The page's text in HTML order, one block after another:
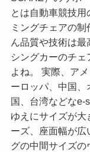
とは自動車競技
ミングチェアの
ん品質や技術は
シングカーのチ
よね。 実際、ア
ーロッパ、中国
国、台湾などなe-
ゆえにサイズが大
ーズ、座面幅が
グの中間サイズの